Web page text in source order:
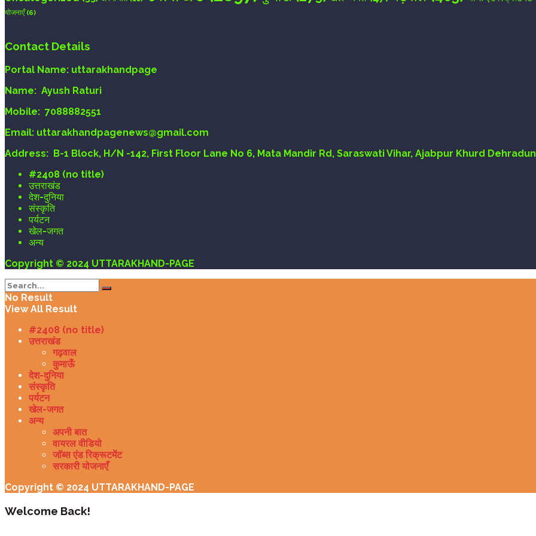
योजनाएँ(6)
Contact Details
Portal Name: uttarakhandpage
Name: Ayush Raturi
Mobile: 7088882551
Email: uttarakhandpagenews@gmail.com
Address: B-1 Block, H/N -142, First Floor Lane No 6, Mata Mandir Rd, Saraswati Vihar, Ajabpur Khurd
#2408 (no title)
उत्तराखंड
देश-दुनिया
संस्कृति
पर्यटन
खेल-जगत
अन्य
Copyright © 2024 UTTARAKHAND-PAGE
No Result
View All Result
#2408 (no title)
उत्तराखंड
गढ़वाल
कुमाऊँ
देश-दुनिया
संस्कृति
पर्यटन
खेल-जगत
अन्य
अपनी बात
वायरल वीडियो
जॉब्स एंड रिक्रूटमेंट
सरकारी योजनाएँ
Copyright © 2024 UTTARAKHAND-PAGE
Welcome Back!